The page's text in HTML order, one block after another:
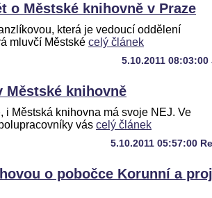
o Městské knihovně v Praze
která je vedoucí oddělení
mluvčí Městské celý článek
5.10.2011 08:03:00
Městské knihovně
i Městská knihovna má svoje NEJ. Ve
vás celý článek
5.10.2011 05:57:00
o pobočce Korunní a